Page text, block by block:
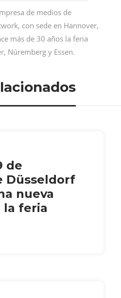
de medios de
con sede en Hannover,
más de 30 años la feria
Núremberg y Essen.
de
Düsseldorf
nueva
la feria